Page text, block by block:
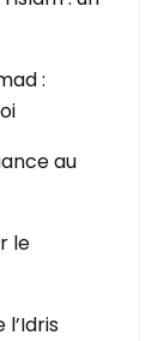
:
au
le